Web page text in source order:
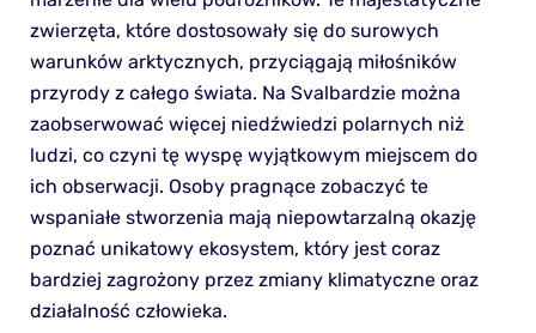
zwierzęta, które dostosowały się do surowych
warunków arktycznych, przyciągają miłośników
przyrody z całego świata. Na Svalbardzie można
zaobserwować więcej niedźwiedzi polarnych niż
ludzi, co czyni tę wyspę wyjątkowym miejscem do
ich obserwacji. Osoby pragnące zobaczyć te
wspaniałe stworzenia mają niepowtarzalną okazję
poznać unikatowy ekosystem, który jest coraz
bardziej zagrożony przez zmiany klimatyczne oraz
działalność człowieka.